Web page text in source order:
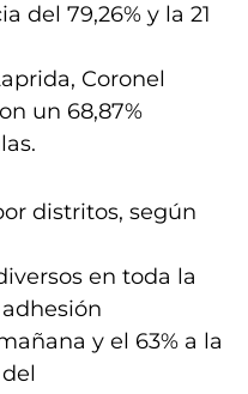
del 79,26% y la 21
Coronel
un 68,87%
distritos, según
en toda la
y el 63% a la